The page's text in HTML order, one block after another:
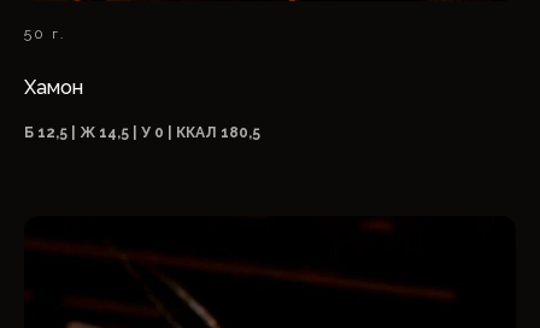
50 г.
Хамон
Б 12,5 | Ж 14,5 | У 0 | ККАЛ 180,5